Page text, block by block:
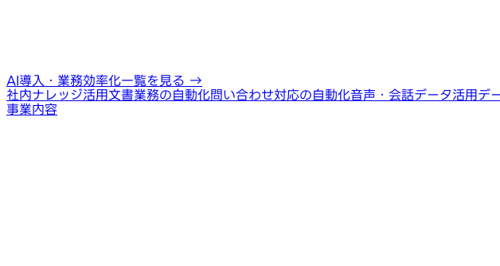
AI導入・業務効率化一覧を見る →
社内ナレッジ活用文書業務の自動化問い合わせ対応の自動化音声・会話データ活用デ
事業内容